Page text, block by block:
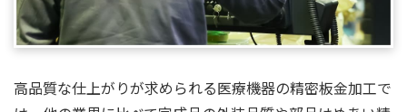
高品質な仕上がりが求められる医療機器の精密板金加工で